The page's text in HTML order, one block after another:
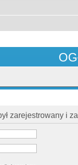
zarejestrowany i